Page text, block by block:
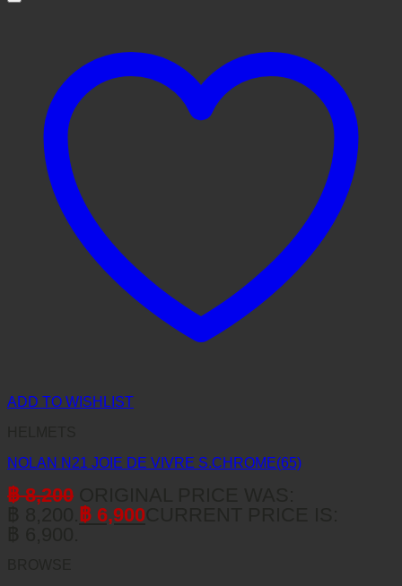
ADD TO WISHLIST
NOLAN N21 JOIE DE VIVRE S.CHROME(65)
฿8,200
฿ 6,900